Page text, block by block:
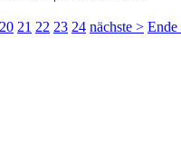
20 21 22 23 24 nächste > Ende